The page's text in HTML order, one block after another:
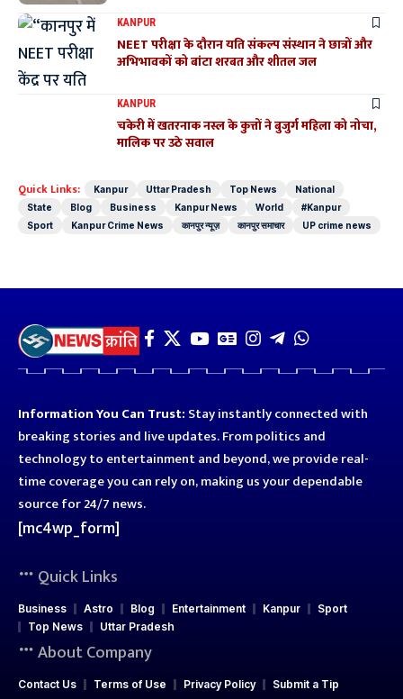
KANPUR
NEET परीक्षा के दौरान यति संकल्प संस्थान ने छात्रों और
अभिभावकों को बांटा शरबत और शीतल जल
KANPUR
चकेरी में खतरनाक नस्ल के कुत्तों ने बुजुर्ग महिला को नोचा,
मालिक पर उठे सवाल
Quick Links: Kanpur Uttar Pradesh Top News
National
State
Blog Business Kanpur News World
#Kanpur
Sport
Kanpur Crime News कानपुर न्यूज़ कानपुर समाचार UP crime news
Information You Can Trust: Stay instantly connected with
breaking stories and live updates. From politics and
technology to entertainment and beyond, we provide real-
time coverage you can rely on, making us your dependable
source for 24/7 news.
[mc4wp_form]
Quick Links
Business Astro Blog Entertainment Kanpur
Sport
Top News
Uttar Pradesh
About Company
Contact Us Terms of Use Privacy Policy Submit a Tip